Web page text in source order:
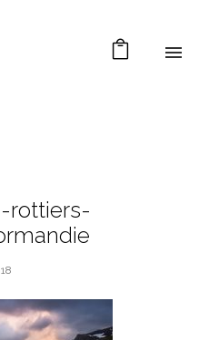
rottiers-